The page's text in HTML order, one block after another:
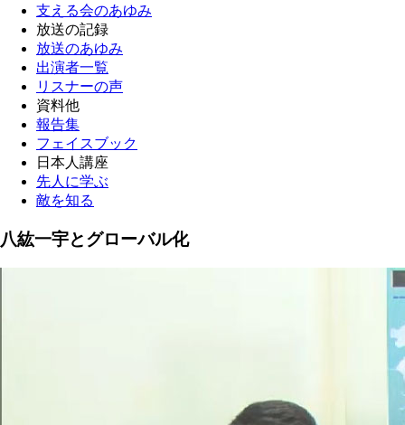
支える会のあゆみ
放送の記録
放送のあゆみ
出演者一覧
リスナーの声
資料他
報告集
フェイスブック
日本人講座
先人に学ぶ
敵を知る
八紘一宇とグローバル化